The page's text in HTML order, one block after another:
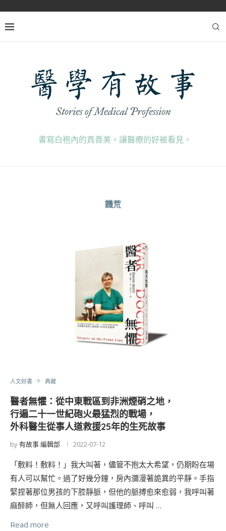
書寫白袍內的真善美，讓醫療的好被看見。
饑荒
人文好書 典藏
醫者無懼：從中東戰區到非洲煙硝之地，
行遍二十一世紀砲火最猛烈的戰場，
外科醫生從事人道救援25年的生死故事
by有故事 編輯部 2022-07-12
「敷料！敷料！」我大叫著，儘管不抱太大希望，仍期盼在場
有人可以幫忙。過了好幾分鐘，房內瀰漫著詭異的平靜。手指
緊捏著那位男孩的下腔靜脈，但他的脈搏愈來愈弱，我呼叫著
麻醉師，但無人回應，又呼叫護理師、呼叫 …
Read more